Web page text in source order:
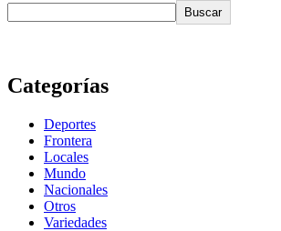
Buscar
Categorías
Deportes
Frontera
Locales
Mundo
Nacionales
Otros
Variedades